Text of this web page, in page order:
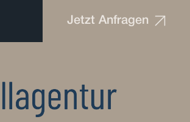
Jetzt Anfragen